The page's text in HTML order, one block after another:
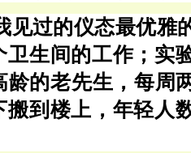
见过的仪态最优雅
卫生间的工作；实
龄的老先生，每周
搬到楼上，年轻人